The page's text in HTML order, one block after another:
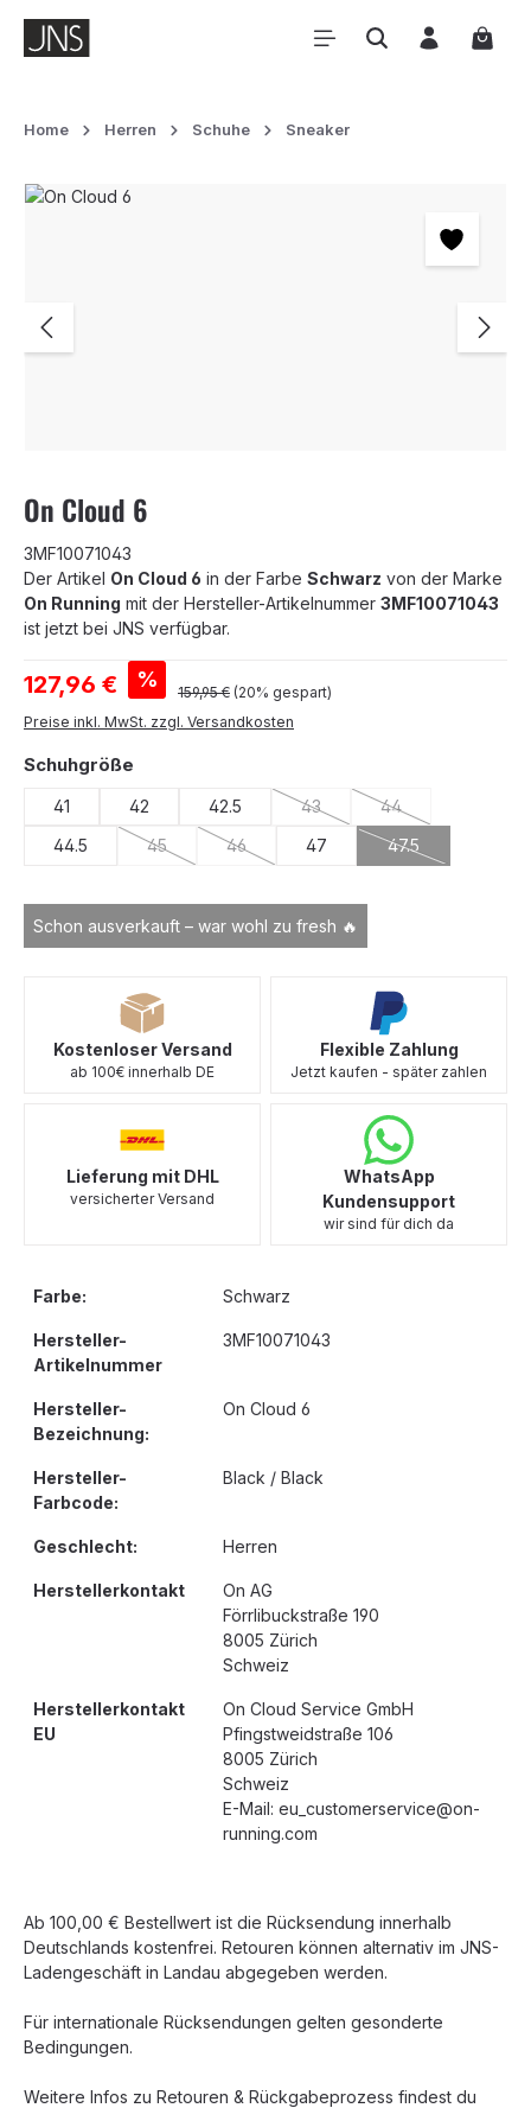
Zum Hauptinhalt springen
Home Herren Schuhe Sneaker
Bildergalerie überspringen
On Cloud 6
3MF10071043
Der Artikel On Cloud 6 in der Farbe Schwarz von der Marke
On Running mit der Hersteller-Artikelnummer 3MF10071043
ist jetzt bei JNS verfügbar.
Verkaufspreis:
127,96 € % Regulärer Preis:
159,95 € (20% gespart)
Preise inkl. MwSt. zzgl. Versandkosten
Schon ausverkauft – war wohl zu fresh 🔥
Schuhgröße
41 42 42.5 43
(Diese Option ist zurzeit nicht
44
(Diese Option ist
44.5 45
(Diese Option ist zurzeit nicht verfügbar.)
46
(Diese Option ist zurzeit nicht verfügbar.)
47 47.5
(Diese Option ist
Kostenloser Versand
ab 100€ innerhalb DE
Flexible Zahlung
Jetzt kaufen - später zahlen
Lieferung mit DHL
versicherter Versand
WhatsApp
Kundensupport
wir sind für dich da
Farbe: Schwarz
Hersteller-
Artikelnummer
3MF10071043
Hersteller-
Bezeichnung:
On Cloud 6
Hersteller-
Farbcode:
Black / Black
Geschlecht: Herren
Herstellerkontakt
On AG
Förrlibuckstraße 190
8005 Zürich
Schweiz
Herstellerkontakt
EU
On Cloud Service GmbH
Pfingstweidstraße 106
8005 Zürich
Schweiz
E-Mail: eu_customerservice@on-
running.com
Ab 100,00 € Bestellwert ist die Rücksendung innerhalb
Deutschlands kostenfrei. Retouren können alternativ im JNS-
Ladengeschäft in Landau abgegeben werden.
Für internationale Rücksendungen gelten gesonderte
Bedingungen.
Weitere Infos zu Retouren & Rückgabeprozess findest du